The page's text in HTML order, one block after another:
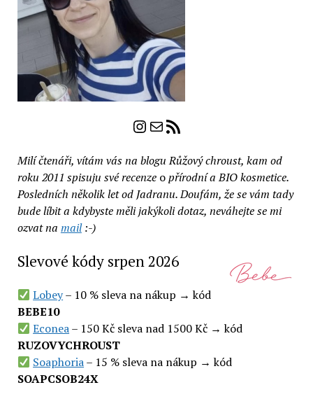
Instagram
E-mail
RSS zdroj
Milí čtenáři, vítám vás na blogu Růžový chroust, kam od
roku 2011 spisuju své recenze opřírodní a BIO kosmetice.
Posledních několik let od Jadranu. Doufám, že se vám tady
bude líbit a kdybyste měli jakýkoli dotaz, neváhejte se mi
ozvat na mail:-)
Slevové kódy srpen 2026
Lobey– 10 % sleva na nákup → kód
BEBE10
Econea– 150 Kč sleva nad 1500 Kč → kód
RUZOVYCHROUST
Soaphoria– 15 % sleva na nákup → kód
SOAPCSOB24X